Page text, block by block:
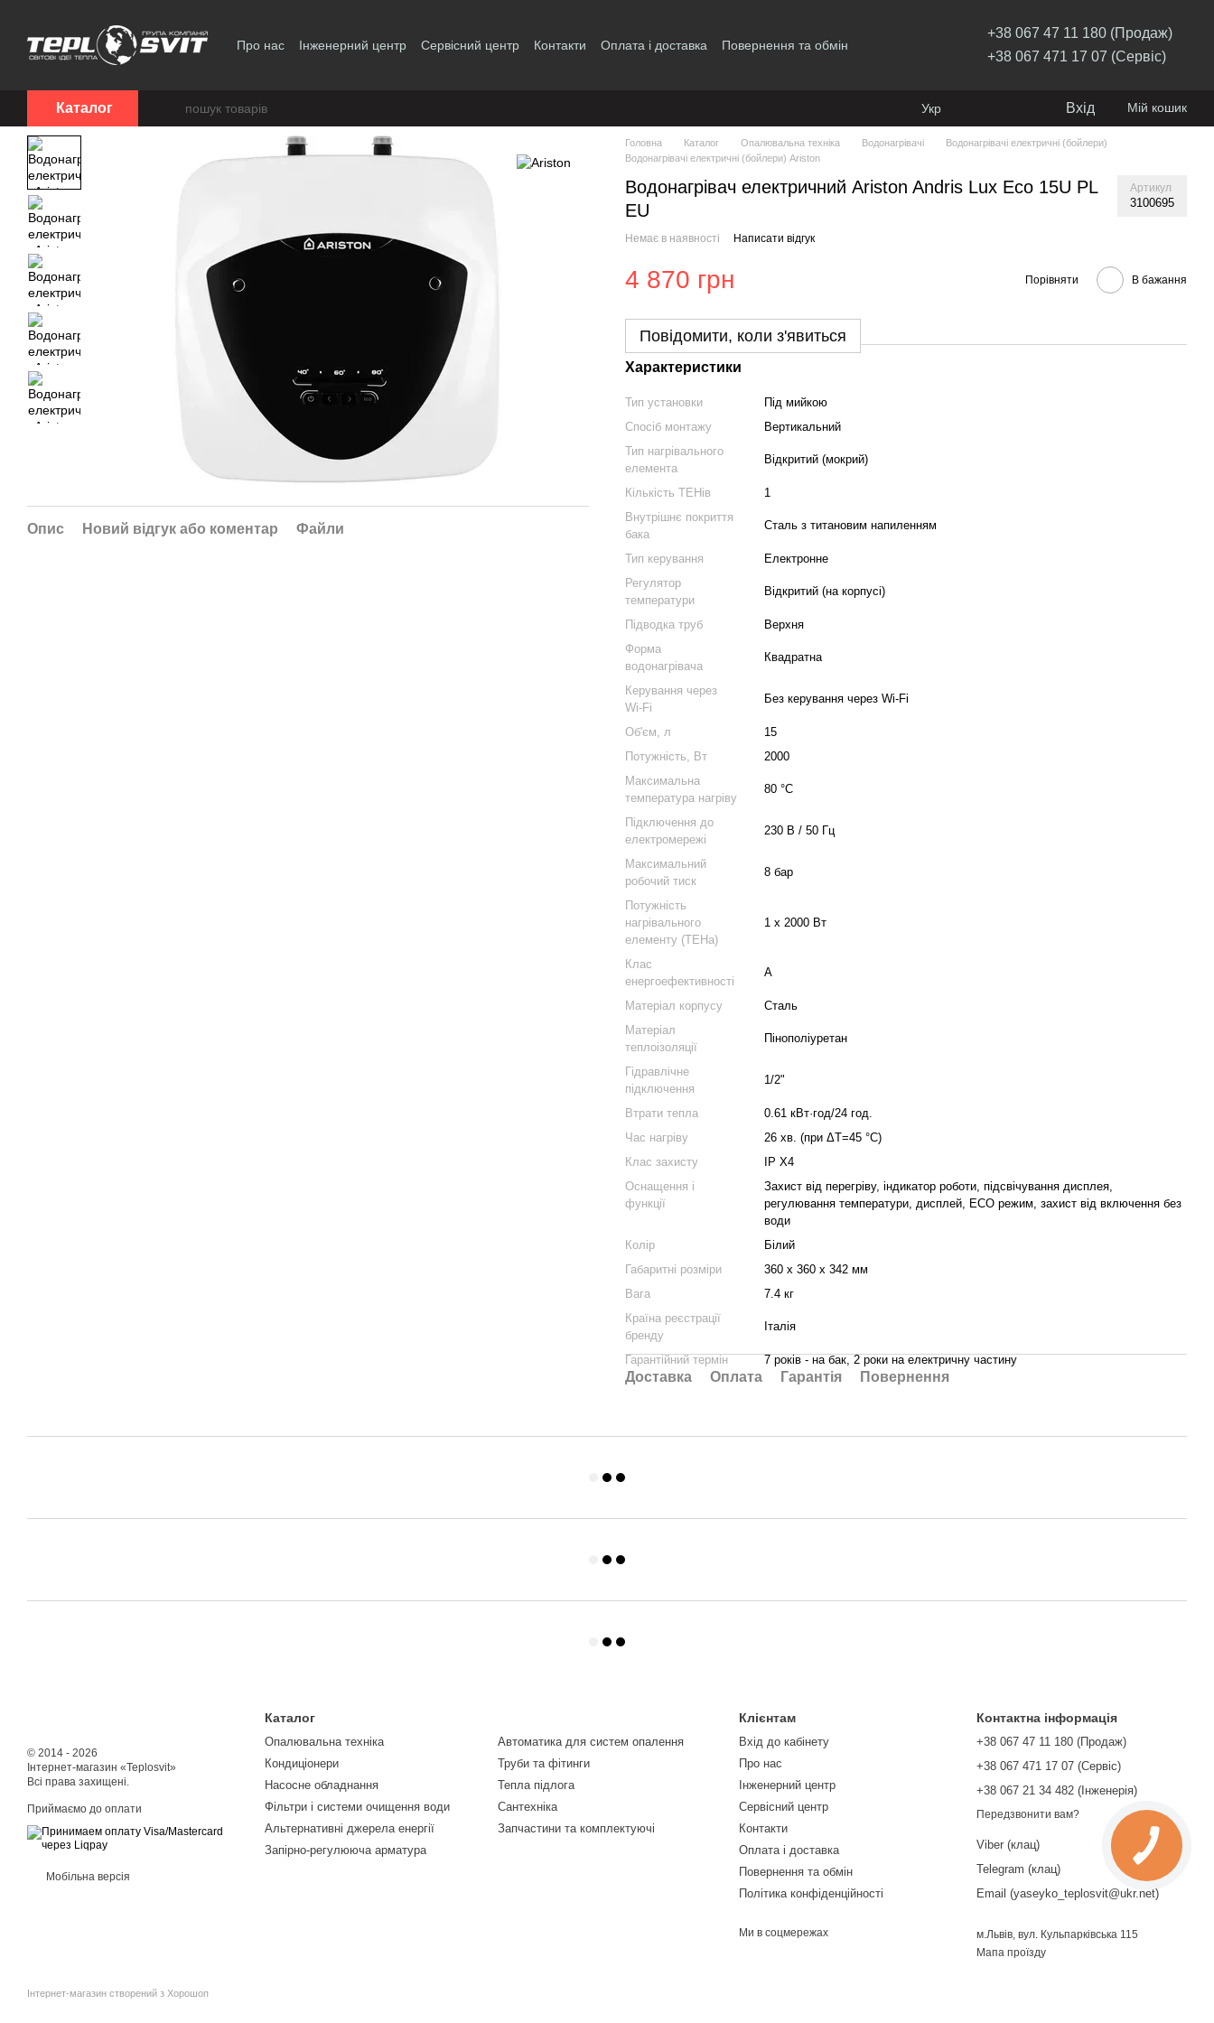
Про нас Інженерний центр Сервісний центр Контакти Оплата і доставка
Повернення та обмін
+38 067 47 11 180 (Продаж)
+38 067 471 17 07 (Сервіс)
Каталог Укр Вхід Мій кошик
Опис Новий відгук або коментар Файли
Головна Каталог Опалювальна техніка Водонагрівачі
Водонагрівачі електричні (бойлери)
Водонагрівачі електричні (бойлери) Ariston
Водонагрівач електричний Ariston Andris Lux Eco 15U PL
EU
Артикул
3100695
Немає в наявності Написати відгук
4 870 грн Порівняти В бажання
Повідомити, коли з'явиться
Характеристики
Тип установки
Під мийкою
Спосіб монтажу
Вертикальний
Тип нагрівального
елемента
Відкритий (мокрий)
Кількість ТЕНів
1
Внутрішнє покриття
бака
Сталь з титановим напиленням
Тип керування
Електронне
Регулятор
температури
Відкритий (на корпусі)
Підводка труб
Верхня
Форма
водонагрівача
Квадратна
Керування через
Wi-Fi
Без керування через Wi-Fi
Об'єм, л
15
Потужність, Вт
2000
Максимальна
температура нагріву
80 °С
Підключення до
електромережі
230 В / 50 Гц
Максимальний
робочий тиск
8 бар
Потужність
нагрівального
елементу (ТЕНа)
1 х 2000 Вт
Клас
енергоефективності
A
Матеріал корпусу
Сталь
Матеріал
теплоізоляції
Пінополіуретан
Гідравлічне
підключення
1/2"
Втрати тепла
0.61 кВт·год/24 год.
Час нагріву
26 хв. (при ΔT=45 °С)
Клас захисту
IP X4
Оснащення і
функції
Захист від перегріву, індикатор роботи, підсвічування дисплея,
регулювання температури, дисплей, ECO режим, захист від включення без
води
Колір
Білий
Габаритні розміри
360 х 360 х 342 мм
Вага
7.4 кг
Країна реєстрації
бренду
Італія
Гарантійний термін 7 років - на бак, 2 роки на електричну частину
Доставка Оплата Гарантія Повернення
© 2014 - 2026
Інтернет-магазин «Teplosvit»
Всі права захищені.
Приймаємо до оплати
Мобільна версія
Інтернет-магазин створений з Хорошоп
Каталог
Опалювальна техніка
Кондиціонери
Насосне обладнання
Фільтри і системи очищення води
Альтернативні джерела енергії
Запірно-регулююча арматура
Автоматика для систем опалення
Труби та фітинги
Тепла підлога
Сантехніка
Запчастини та комплектуючі
Клієнтам
Вхід до кабінету
Про нас
Інженерний центр
Сервісний центр
Контакти
Оплата і доставка
Повернення та обмін
Політика конфіденційності
Ми в соцмережах
Контактна інформація
+38 067 47 11 180 (Продаж)
+38 067 471 17 07 (Сервіс)
‎+38 067 21 34 482 (Інженерія)
Передзвонити вам?
Viber (клац)
Telegram (клац)
Email (yaseyko_teplosvit@ukr.net)
м.Львів, вул. Кульпарківська 115
Мапа проїзду